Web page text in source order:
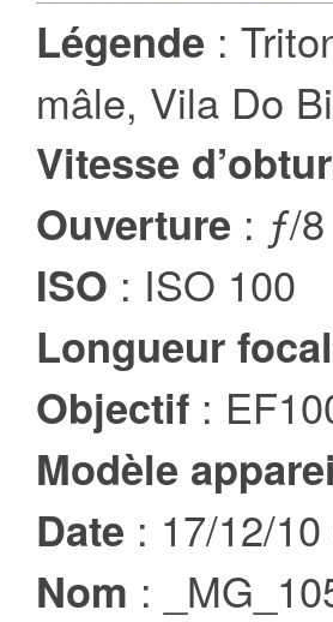
Légende :
mâle, Vila Do
Vitesse
Ouverture : ƒ/8
ISO : ISO 100
Longueur
Objectif :
Modèle
Date : 17/12/
Nom :